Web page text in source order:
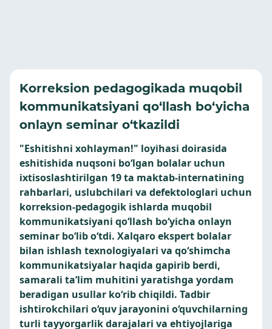
Korreksion pedagogikada muqobil
kommunikatsiyani qo‘llash bo‘yicha
onlayn seminar o‘tkazildi
"Eshitishni xohlayman!" loyihasi doirasida
eshitishida nuqsoni bo‘lgan bolalar uchun
ixtisoslashtirilgan 19 ta maktab-internatining
rahbarlari, uslubchilari va defektologlari uchun
korreksion-pedagogik ishlarda muqobil
kommunikatsiyani qo‘llash bo‘yicha onlayn
seminar bo‘lib o‘tdi. Xalqaro ekspert bolalar
bilan ishlash texnologiyalari va qo‘shimcha
kommunikatsiyalar haqida gapirib berdi,
samarali ta’lim muhitini yaratishga yordam
beradigan usullar ko‘rib chiqildi. Tadbir
ishtirokchilari o‘quv jarayonini o‘quvchilarning
turli tayyorgarlik darajalari va ehtiyojlariga